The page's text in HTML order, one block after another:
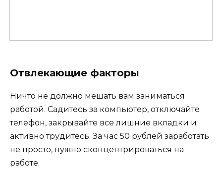
Отвлекающие факторы
Ничто не должно мешать вам заниматься
работой. Садитесь за компьютер, отключайте
телефон, закрывайте все лишние вкладки и
активно трудитесь. За час 50 рублей заработать
не просто, нужно сконцентрироваться на
работе.